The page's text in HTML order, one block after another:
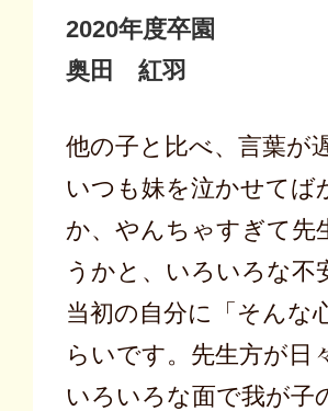
2020年度卒園
奥田 紅羽
他の子と比べ、言葉が
いつも妹を泣かせてば
か、やんちゃすぎて先
うかと、いろいろな不
当初の自分に「そんな
らいです。先生方が日
いろいろな面で我が子